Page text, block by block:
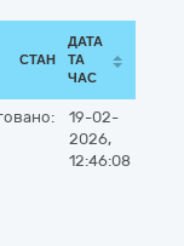
СТАН
ДАТА
ТА
ЧАС
19-02-
2026,
12:46:08